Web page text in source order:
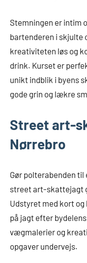
Stemningen er intim
bartenderen i skjulte
kreativiteten løs og
drink. Kurset er
unikt indblik i byens
gode grin og lækre
Street art-
Nørrebro
Gør polterabenden til
street art-skattejagt
Udstyret med kort
på jagt efter
vægmalerier og
opgaver undervejs.